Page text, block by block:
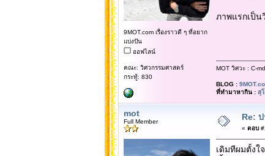
9MOT.com เรื่องราวดี ๆ ที่อยาก
แบ่งปัน
ออฟไลน์
คณะ: วิศวกรรมศาสตร์
กระทู้: 830
ภาพแรกเป็น
MOT วิศวะ : C-
BLOG :
ที่ทำมาหากิน : สุ
mot
Full Member Re:
« ตอบ
เดิมทีผมตั้ง